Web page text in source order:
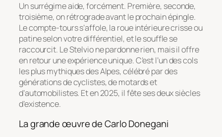
Un surrégime aide, forcément. Première, seconde,
troisième, on rétrograde avant le prochain épingle.
Le compte-tours s’affole, la roue intérieure crisse ou
patine selon votre différentiel, et le souffle se
raccourcit. Le Stelvio ne pardonne rien, mais il offre
en retour une expérience unique. C’est l’un des cols
les plus mythiques des Alpes, célébré par des
générations de cyclistes, de motards et
d’automobilistes. Et en 2025, il fête ses deux siècles
d’existence.
La grande œuvre de Carlo Donegani